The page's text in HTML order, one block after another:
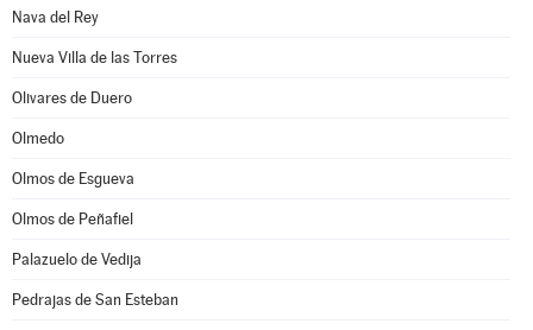
Nava del Rey
Nueva Villa de las Torres
Olivares de Duero
Olmedo
Olmos de Esgueva
Olmos de Peñafiel
Palazuelo de Vedija
Pedrajas de San Esteban